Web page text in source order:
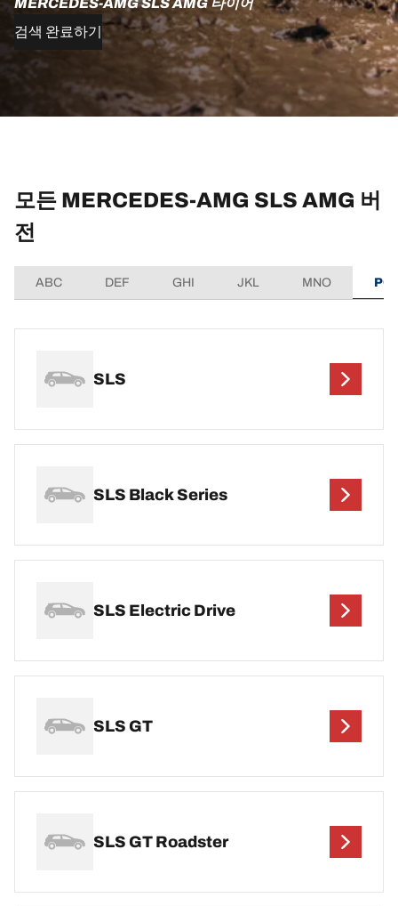
MERCEDES-AMG SLS AMG 타이어
검색 완료하기
모든 MERCEDES-AMG SLS AMG 버
전
ABC DEF GHI JKL MNO
SLS
SLS Black Series
SLS Electric Drive
SLS GT
SLS GT Roadster